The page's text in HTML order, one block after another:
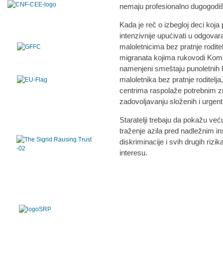
nemaju profesionalno
Kada je reč o izbegloj deci koja
intenzivnije upućivati u
maloletnicima bez pratnje
migranata kojima rukovodi
namenjeni smeštaju
maloletnika bez pratnje
centrima raspolaže potrebnim
zadovoljavanju složenih i
Staratelji trebaju da pokažu
traženje azila pred nadležnim
diskriminacije i svih drugih
interesu.